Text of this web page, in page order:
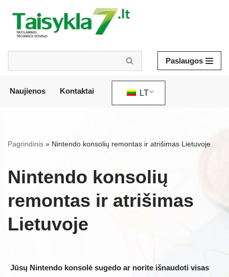
Pereiti
prie
turinio
Paslaugos
Naujienos Kontaktai LT
Pagrindinis » Nintendo konsolių remontas ir atrišimas Lietuvoje
Nintendo konsolių
remontas ir atrišimas
Lietuvoje
Jūsų Nintendo konsolė sugedo ar norite išnaudoti visas